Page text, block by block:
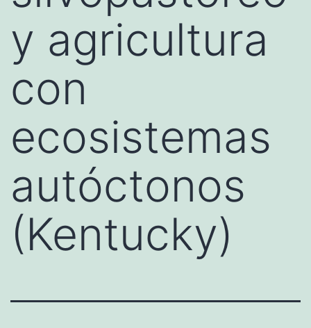
y agricultura
con
ecosistemas
autóctonos
(Kentucky)